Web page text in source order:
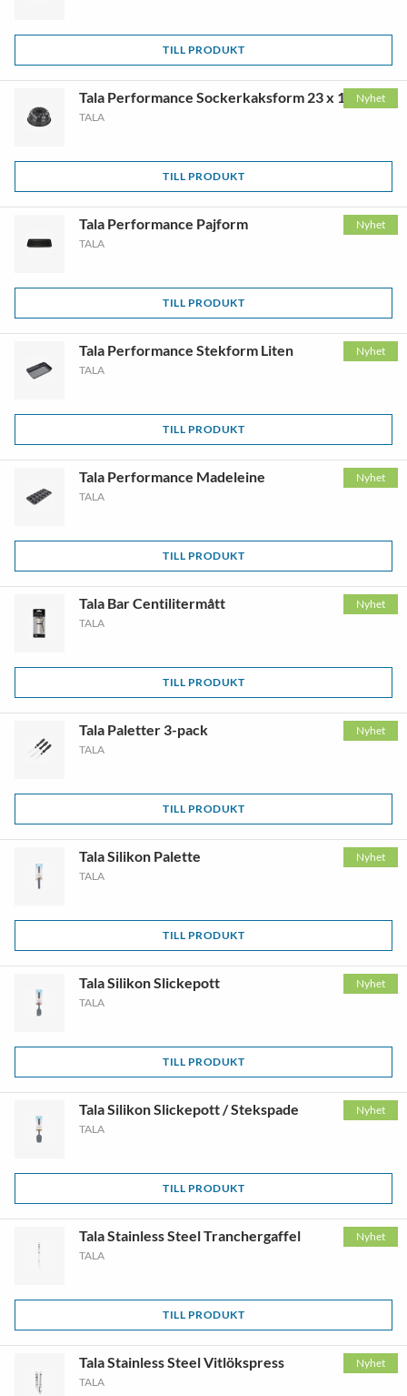
TILL PRODUKT
Nyhet
Tala Performance Sockerkaksform 23 x 10 cm
TALA
TILL PRODUKT
Nyhet
Tala Performance Pajform
TALA
TILL PRODUKT
Nyhet
Tala Performance Stekform Liten
TALA
TILL PRODUKT
Nyhet
Tala Performance Madeleine
TALA
TILL PRODUKT
Nyhet
Tala Bar Centilitermått
TALA
TILL PRODUKT
Nyhet
Tala Paletter 3-pack
TALA
TILL PRODUKT
Nyhet
Tala Silikon Palette
TALA
TILL PRODUKT
Nyhet
Tala Silikon Slickepott
TALA
TILL PRODUKT
Nyhet
Tala Silikon Slickepott / Stekspade
TALA
TILL PRODUKT
Nyhet
Tala Stainless Steel Tranchergaffel
TALA
TILL PRODUKT
Nyhet
Tala Stainless Steel Vitlökspress
TALA